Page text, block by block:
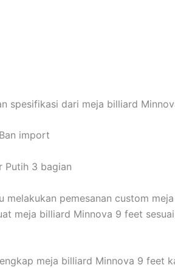
spesifikasi dari meja billiard
import
Putih 3 bagian
melakukan pemesanan custom
meja billiard Minnova 9 feet
meja billiard Minnova 9 feet